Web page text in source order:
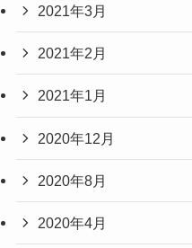
2021年3月
2021年2月
2021年1月
2020年12月
2020年8月
2020年4月